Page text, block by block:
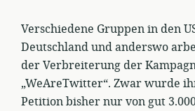
Verschiedene Gruppen in den
Deutschland und anderswo
der Verbreiterung der
„WeAreTwitter“. Zwar wurde
Petition bisher nur von gut